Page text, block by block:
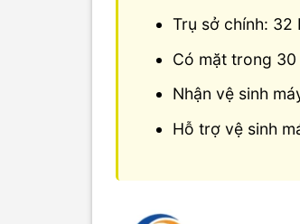
Trụ sở chính: 32
Có mặt trong 30
Nhận vệ sinh
Hỗ trợ vệ sinh